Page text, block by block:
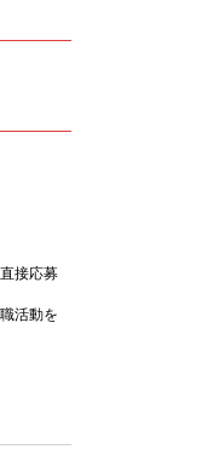
接応募
活動を